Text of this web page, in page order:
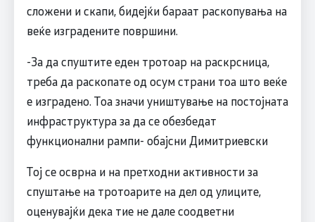
сложени и скапи, бидејќи бараат раскопувања на
веќе изградените површини.
-За да спуштите еден тротоар на раскрсница,
треба да раскопате од осум страни тоа што веќе
е изградено. Тоа значи уништување на постојната
инфраструктура за да се обезбедат
функционални рампи- обајсни Димитриевски
Тој се осврна и на претходни активности за
спуштање на тротоарите на дел од улиците,
оценувајќи дека тие не дале соодветни